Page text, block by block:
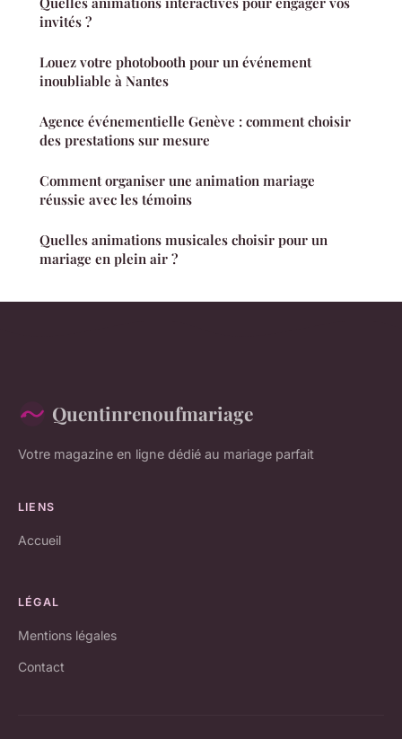
invités ?
Louez votre photobooth pour un événement
inoubliable à Nantes
Agence événementielle Genève : comment choisir
des prestations sur mesure
Comment organiser une animation mariage
réussie avec les témoins
Quelles animations musicales choisir pour un
mariage en plein air ?
Quentinrenoufmariage
Votre magazine en ligne dédié au mariage parfait
LIENS
Accueil
LÉGAL
Mentions légales
Contact